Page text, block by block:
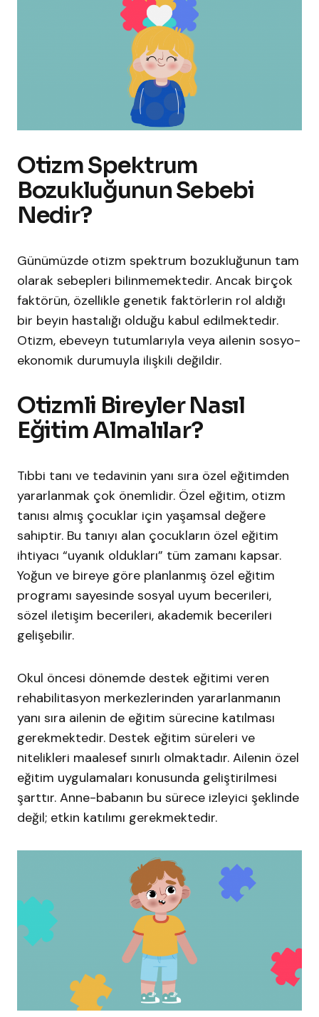
Otizm Spektrum
Bozukluğunun Sebebi
Nedir?
Günümüzde otizm spektrum bozukluğunun tam
olarak sebepleri bilinmemektedir. Ancak birçok
faktörün, özellikle genetik faktörlerin rol aldığı
bir beyin hastalığı olduğu kabul edilmektedir.
Otizm, ebeveyn tutumlarıyla veya ailenin sosyo-
ekonomik durumuyla ilişkili değildir.
Otizmli Bireyler Nasıl
Eğitim Almalılar?
Tıbbi tanı ve tedavinin yanı sıra özel eğitimden
yararlanmak çok önemlidir. Özel eğitim, otizm
tanısı almış çocuklar için yaşamsal değere
sahiptir. Bu tanıyı alan çocukların özel eğitim
ihtiyacı “uyanık oldukları” tüm zamanı kapsar.
Yoğun ve bireye göre planlanmış özel eğitim
programı sayesinde sosyal uyum becerileri,
sözel iletişim becerileri, akademik becerileri
gelişebilir.
Okul öncesi dönemde destek eğitimi veren
rehabilitasyon merkezlerinden yararlanmanın
yanı sıra ailenin de eğitim sürecine katılması
gerekmektedir. Destek eğitim süreleri ve
nitelikleri maalesef sınırlı olmaktadır. Ailenin özel
eğitim uygulamaları konusunda geliştirilmesi
şarttır. Anne-babanın bu sürece izleyici şeklinde
değil; etkin katılımı gerekmektedir.